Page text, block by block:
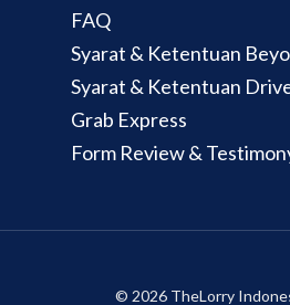
FAQ
Syarat & Ketentuan
Syarat & Ketentuan
Grab Express
Form Review &
© 2026 TheLorry